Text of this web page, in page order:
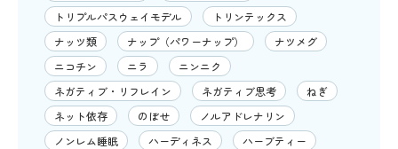
トリプルパスウェイモデル
トリンテックス
ナッツ類
ナップ（パワーナップ）
ナツメグ
ニコチン
ニラ
ニンニク
ネガティブ・リフレイン
ネガティブ思考
ねぎ
ネット依存
のぼせ
ノルアドレナリン
ノンレム睡眠
ハーディネス
ハーブティー